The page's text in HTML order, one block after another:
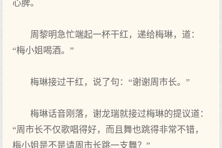
心脾。
周黎明急忙端起一杯干红，递给梅琳，道：
“梅小姐喝酒。”
梅琳接过干红，说了句：“谢谢周市长。”
梅琳话音刚落，谢龙瑞就接过梅琳的提议道：
“周市长不仅歌唱得好，而且舞也跳得非常不错，
梅小姐是不是请周市长跳一支舞？”